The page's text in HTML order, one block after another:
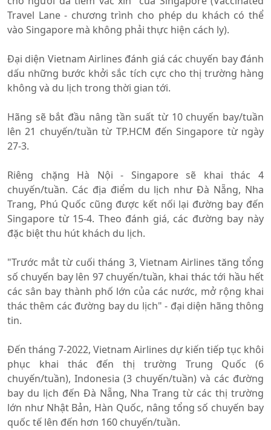
Travel Lane - chương trình cho phép du khách có thể
vào Singapore mà không phải thực hiện cách ly).
Đại diện Vietnam Airlines đánh giá các chuyến bay đánh
dấu những bước khởi sắc tích cực cho thị trường hàng
không và du lịch trong thời gian tới.
Hãng sẽ bắt đầu nâng tần suất từ 10 chuyến bay/tuần
lên 21 chuyến/tuần từ TP.HCM đến Singapore từ ngày
27-3.
Riêng chặng Hà Nội - Singapore sẽ khai thác 4
chuyến/tuần. Các địa điểm du lịch như Đà Nẵng, Nha
Trang, Phú Quốc cũng được kết nối lại đường bay đến
Singapore từ 15-4. Theo đánh giá, các đường bay này
đặc biệt thu hút khách du lịch.
"Trước mắt từ cuối tháng 3, Vietnam Airlines tăng tổng
số chuyến bay lên 97 chuyến/tuần, khai thác tới hầu hết
các sân bay thành phố lớn của các nước, mở rộng khai
thác thêm các đường bay du lịch" - đại diện hãng thông
tin.
Đến tháng 7-2022, Vietnam Airlines dự kiến tiếp tục khôi
phục khai thác đến thị trường Trung Quốc (6
chuyến/tuần), Indonesia (3 chuyến/tuần) và các đường
bay du lịch đến Đà Nẵng, Nha Trang từ các thị trường
lớn như Nhật Bản, Hàn Quốc, nâng tổng số chuyến bay
quốc tế lên đến hơn 160 chuyến/tuần.